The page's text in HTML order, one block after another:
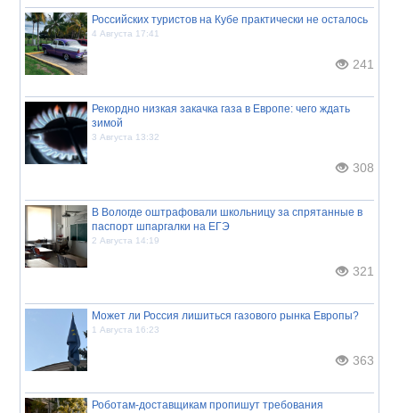
Российских туристов на Кубе практически не осталось
4 Августа 17:41
241
Рекордно низкая закачка газа в Европе: чего ждать
зимой
3 Августа 13:32
308
В Вологде оштрафовали школьницу за спрятанные в
паспорт шпаргалки на ЕГЭ
2 Августа 14:19
321
Может ли Россия лишиться газового рынка Европы?
1 Августа 16:23
363
Роботам-доставщикам пропишут требования